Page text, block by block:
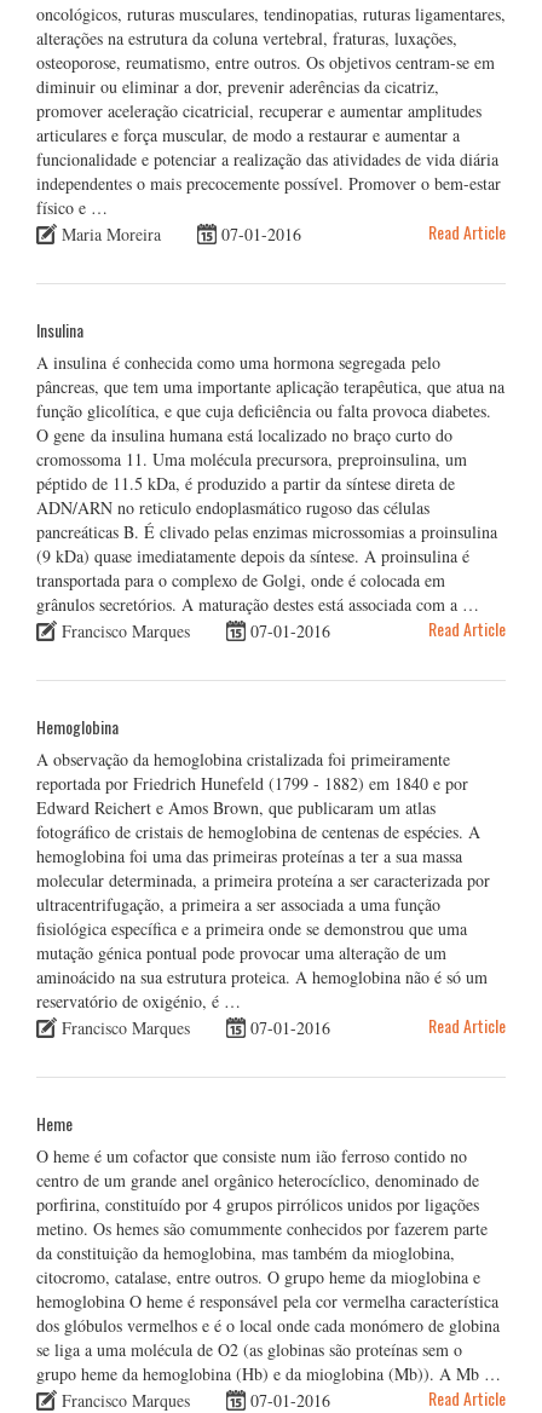
oncológicos, ruturas musculares, tendinopatias, ruturas ligamentares,
alterações na estrutura da coluna vertebral, fraturas, luxações,
osteoporose, reumatismo, entre outros. Os objetivos centram-se em
diminuir ou eliminar a dor, prevenir aderências da cicatriz,
promover aceleração cicatricial, recuperar e aumentar amplitudes
articulares e força muscular, de modo a restaurar e aumentar a
funcionalidade e potenciar a realização das atividades de vida diária
independentes o mais precocemente possível. Promover o bem-estar
físico e …
Maria Moreira
07-01-2016 Read Article
Insulina
A insulina é conhecida como uma hormona segregada pelo
pâncreas, que tem uma importante aplicação terapêutica, que atua na
função glicolítica, e que cuja deficiência ou falta provoca diabetes.
O gene da insulina humana está localizado no braço curto do
cromossoma 11. Uma molécula precursora, preproinsulina, um
péptido de 11.5 kDa, é produzido a partir da síntese direta de
ADN/ARN no reticulo endoplasmático rugoso das células
pancreáticas B. É clivado pelas enzimas microssomias a proinsulina
(9 kDa) quase imediatamente depois da síntese. A proinsulina é
transportada para o complexo de Golgi, onde é colocada em
grânulos secretórios. A maturação destes está associada com a …
Francisco Marques
07-01-2016 Read Article
Hemoglobina
A observação da hemoglobina cristalizada foi primeiramente
reportada por Friedrich Hunefeld (1799 - 1882) em 1840 e por
Edward Reichert e Amos Brown, que publicaram um atlas
fotográfico de cristais de hemoglobina de centenas de espécies. A
hemoglobina foi uma das primeiras proteínas a ter a sua massa
molecular determinada, a primeira proteína a ser caracterizada por
ultracentrifugação, a primeira a ser associada a uma função
fisiológica específica e a primeira onde se demonstrou que uma
mutação génica pontual pode provocar uma alteração de um
aminoácido na sua estrutura proteica. A hemoglobina não é só um
reservatório de oxigénio, é …
Francisco Marques
07-01-2016 Read Article
Heme
O heme é um cofactor que consiste num ião ferroso contido no
centro de um grande anel orgânico heterocíclico, denominado de
porfirina, constituído por 4 grupos pirrólicos unidos por ligações
metino. Os hemes são comummente conhecidos por fazerem parte
da constituição da hemoglobina, mas também da mioglobina,
citocromo, catalase, entre outros. O grupo heme da mioglobina e
hemoglobina O heme é responsável pela cor vermelha característica
dos glóbulos vermelhos e é o local onde cada monómero de globina
se liga a uma molécula de O2 (as globinas são proteínas sem o
grupo heme da hemoglobina (Hb) e da mioglobina (Mb)). A Mb …
Francisco Marques
07-01-2016 Read Article